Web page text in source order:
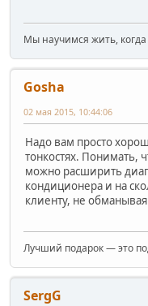
Мы научимся жить,
Gosha
02 мая 2015, 10:44:06
Надо вам просто
тонкостях. Понимать,
можно расширить
кондиционера и на
клиенту, не
Лучший подарок — это
SergG